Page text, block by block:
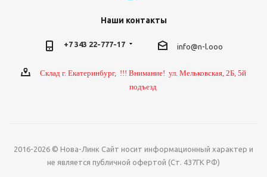
Наши контакты
+7 343 22-777-17 info@n-l.ooo
Склад г. Екатеринбург, !!! Внимание! ул. Мельковская, 2Б, 5й
подъезд
2016-2026 © Нова-Линк Сайт носит информационный характер и
не является публичной офертой (Ст. 437ГК РФ)